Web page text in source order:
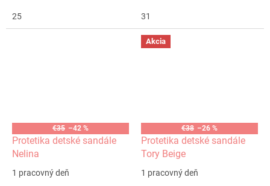
25 31
€35 –42 %
Protetika detské sandále
Nelina
1 pracovný deň
Akcia
€38 –26 %
Protetika detské sandále
Tory Beige
1 pracovný deň